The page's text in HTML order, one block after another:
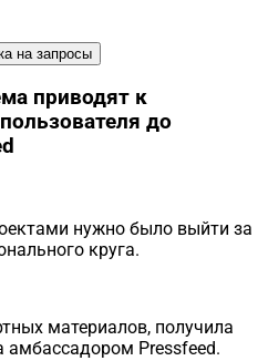
на запросы
приводят к
до
нужно было выйти за
круга.
материалов, получила
амбассадором Pressfeed.